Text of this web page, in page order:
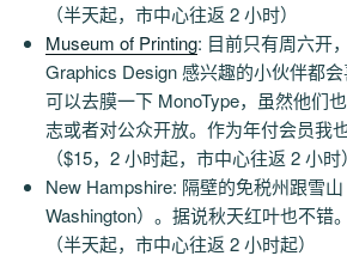
（半天起，市中心往返 2 小时）
Museum of Printing: 目前只有周六开
Graphics Design 感兴趣的小伙伴都
可以去膜一下 MonoType，虽然他们
志或者对公众开放。作为年付会员我
（$15，2 小时起，市中心往返 2 小时）
New Hampshire: 隔壁的免税州跟雪
Washington）。据说秋天红叶也不错。
（半天起，市中心往返 2 小时起）